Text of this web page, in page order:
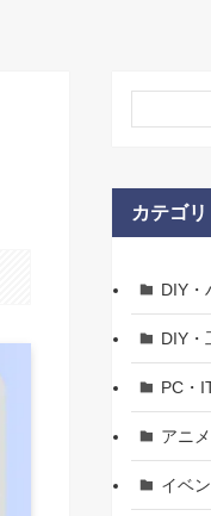
カテゴリ
DIY・
DIY・
PC・
アニメ
イベ